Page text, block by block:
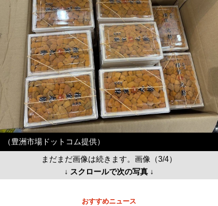
（豊洲市場ドットコム提供）
まだまだ画像は続きます。画像（3/4）
↓ スクロールで次の写真 ↓
おすすめニュース